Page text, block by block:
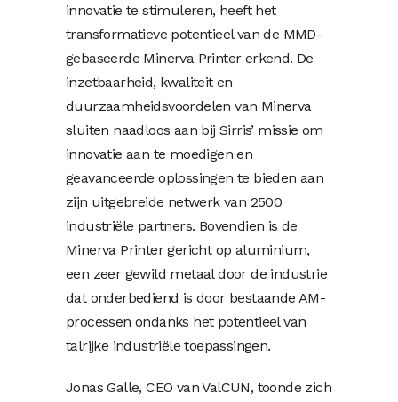
innovatie te stimuleren, heeft het
transformatieve potentieel van de MMD-
gebaseerde Minerva Printer erkend. De
inzetbaarheid, kwaliteit en
duurzaamheidsvoordelen van Minerva
sluiten naadloos aan bij Sirris’ missie om
innovatie aan te moedigen en
geavanceerde oplossingen te bieden aan
zijn uitgebreide netwerk van 2500
industriële partners. Bovendien is de
Minerva Printer gericht op aluminium,
een zeer gewild metaal door de industrie
dat onderbediend is door bestaande AM-
processen ondanks het potentieel van
talrijke industriële toepassingen.
Jonas Galle, CEO van ValCUN, toonde zich